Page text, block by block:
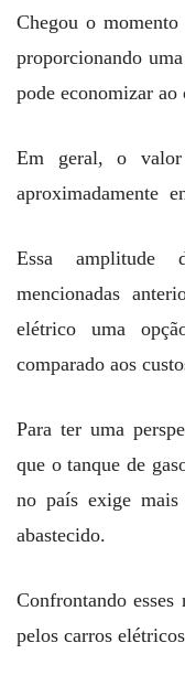
Chegou o momento
proporcionando
pode economizar
Em geral, o valor
aproximadamente
Essa amplitude
mencionadas
elétrico uma
comparado aos
Para ter uma
que o tanque de
no país exige mais
abastecido.
Confrontando
pelos carros